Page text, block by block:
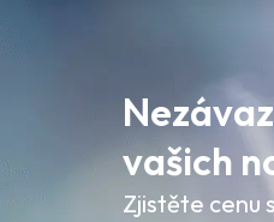
vašich
Zjistěte cenu